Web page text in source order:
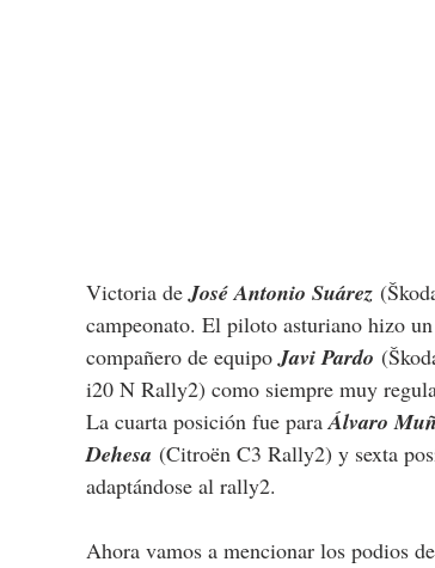
Victoria de José Antonio Suárez
campeonato. El piloto asturiano hizo
compañero de equipo Javi Pardo
i20 N Rally2) como siempre muy
La cuarta posición fue para Álvaro
Dehesa (Citroën C3 Rally2) y sexta
adaptándose al rally2.
Ahora vamos a mencionar los podios